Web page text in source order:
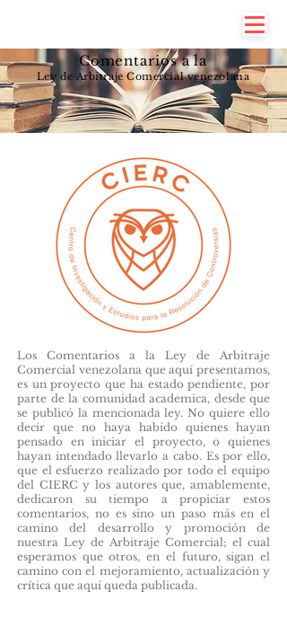
Comentarios a la
Ley de Arbitraje Comercial venezolana
Los Comentarios a la Ley de Arbitraje
Comercial venezolana que aquí presentamos,
es un proyecto que ha estado pendiente, por
parte de la comunidad academica, desde que
se publicó la mencionada ley. No quiere ello
decir que no haya habido quienes hayan
pensado en iniciar el proyecto, o quienes
hayan intendado llevarlo a cabo. Es por ello,
que el esfuerzo realizado por todo el equipo
del CIERC y los autores que, amablemente,
dedicaron su tiempo a propiciar estos
comentarios, no es sino un paso más en el
camino del desarrollo y promoción de
nuestra Ley de Arbitraje Comercial; el cual
esperamos que otros, en el futuro, sigan el
camino con el mejoramiento, actualización y
crítica que aquí queda publicada.